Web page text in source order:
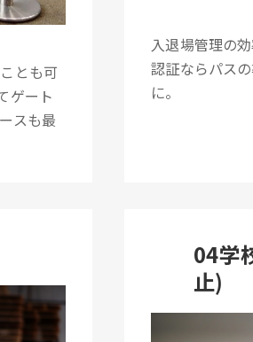
とも可
ゲート
スも最
入退場管理の
認証ならパス
に。
04学
止)